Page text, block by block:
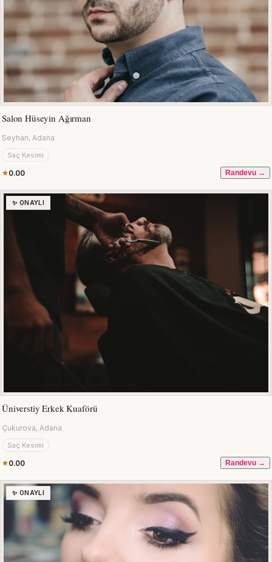
Salon Hüseyin Ağırman
Seyhan, Adana
Saç Kesimi
0.00 Randevu →
✨ ONAYLI
Üniverstiy Erkek Kuaförü
Çukurova, Adana
Saç Kesimi
0.00 Randevu →
✨ ONAYLI